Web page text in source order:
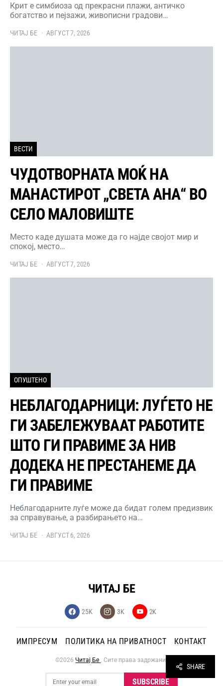
Крит е симбиоза од прекрасни плажи, античко
богатство и пејзажи, живописни градови…
ЧИТАЈ БЕ АВГУСТ 7, 2026
ВЕСТИ
ЧУДОТВОРНАТА МОЌ НА
МАНАСТИРОТ „СВЕТА АНА“ ВО
СЕЛО МАЛОВИШТЕ
Место каде душата може да го најде својот мир и
спокој, место…
ЧИТАЈ БЕ АВГУСТ 7, 2026
ОПУШТЕНО
НЕБЛАГОДАРНИЦИ: ЛУЃЕТО НЕ
ГИ ЗАБЕЛЕЖУВААТ РАБОТИТЕ
ШТО ГИ ПРАВИМЕ ЗА НИВ
ДОДЕКА НЕ ПРЕСТАНЕМЕ ДА
ГИ ПРАВИМЕ
Неблагодарните луѓе може да бидат голем предизвик
за справување, а разбирањето на…
ЧИТАЈ БЕ АВГУСТ 6, 2026
SUBSCRIBE
ЧИТАЈ БЕ
25K 3K 2K
ИМПРЕСУМ ПОЛИТИКА НА ПРИВАТНОСТ КОНТАКТ
©2026Читај Бе . Сите права задржани.
SHARE